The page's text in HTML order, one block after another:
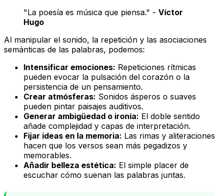
"La poesía es música que piensa." - Víctor
Hugo
Al manipular el sonido, la repetición y las asociaciones
semánticas de las palabras, podemos:
Intensificar emociones: Repeticiones rítmicas
pueden evocar la pulsación del corazón o la
persistencia de un pensamiento.
Crear atmósferas: Sonidos ásperos o suaves
pueden pintar paisajes auditivos.
Generar ambigüedad o ironía: El doble sentido
añade complejidad y capas de interpretación.
Fijar ideas en la memoria: Las rimas y aliteraciones
hacen que los versos sean más pegadizos y
memorables.
Añadir belleza estética: El simple placer de
escuchar cómo suenan las palabras juntas.